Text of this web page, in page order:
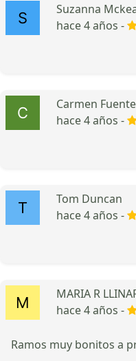
Suzanna
hace 4 años -
Carmen
hace 4 años -
Tom Duncan
hace 4 años -
MARIA R
hace 4 años -
Ramos muy bonitos a